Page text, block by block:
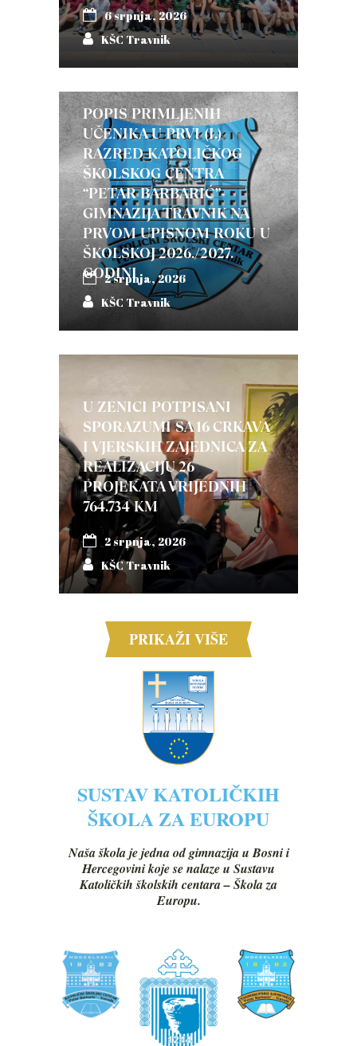
6 srpnja, 2026
KŠC Travnik
POPIS PRIMLJENIH
UČENIKA U PRVI (I.)
RAZRED KATOLIČKOG
ŠKOLSKOG CENTRA
“PETAR BARBARIĆ”-
GIMNAZIJA TRAVNIK NA
PRVOM UPISNOM ROKU U
ŠKOLSKOJ 2026./2027.
GODINI
2 srpnja, 2026
KŠC Travnik
U ZENICI POTPISANI
SPORAZUMI SA 16 CRKAVA
I VJERSKIH ZAJEDNICA ZA
REALIZACIJU 26
PROJEKATA VRIJEDNIH
764.734 KM
2 srpnja, 2026
KŠC Travnik
PRIKAŽI VIŠE
SUSTAV KATOLIČKIH
ŠKOLA ZA EUROPU
Naša škola je jedna od gimnazija u Bosni i
Hercegovini koje se nalaze u Sustavu
Katoličkih školskih centara – Škola za
Europu.